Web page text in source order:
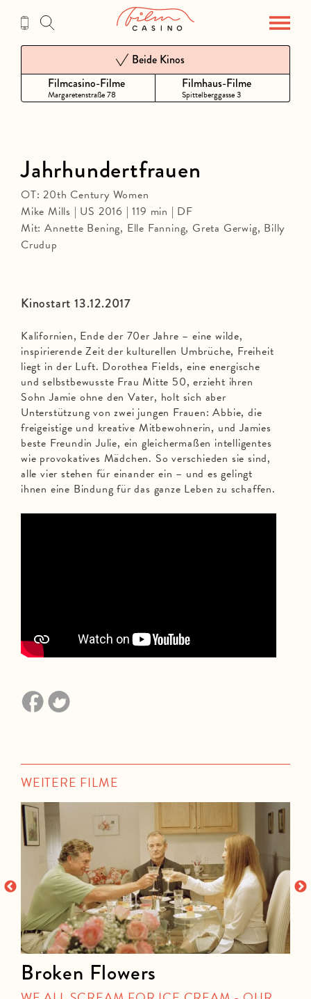
Inhalt
Filmcasino-Filme
Margaretenstraße 78
Beide Kinos
Filmhaus-Filme
Spittelberggasse 3
Kinostart 13.12.2017
Kalifornien, Ende der 70er Jahre – eine wilde,
inspirierende Zeit der kulturellen Umbrüche, Freiheit
liegt in der Luft. Dorothea Fields, eine energische
und selbstbewusste Frau Mitte 50, erzieht ihren
Sohn Jamie ohne den Vater, holt sich aber
Unterstützung von zwei jungen Frauen: Abbie, die
freigeistige und kreative Mitbewohnerin, und Jamies
beste Freundin Julie, ein gleichermaßen intelligentes
wie provokatives Mädchen. So verschieden sie sind,
alle vier stehen für einander ein – und es gelingt
ihnen eine Bindung für das ganze Leben zu schaffen.
Jahrhundertfrauen
OT: 20th Century Women
Mike Mills | US 2016 | 119 min | DF
Mit: Annette Bening, Elle Fanning, Greta Gerwig, Billy
Crudup
WEITERE FILME
Broken Flowers